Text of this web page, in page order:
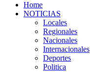
Home
NOTICIAS
Locales
Regionales
Nacionales
Internacionales
Deportes
Politica